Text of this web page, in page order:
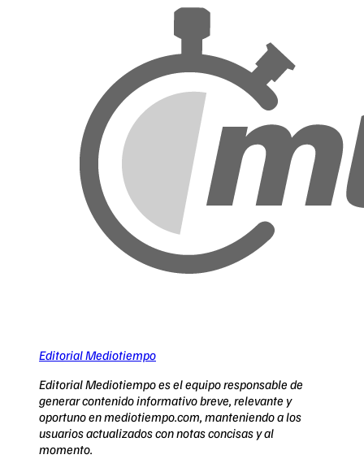
Editorial Mediotiempo
Editorial Mediotiempo es el equipo responsable de
generar contenido informativo breve, relevante y
oportuno en mediotiempo.com, manteniendo a los
usuarios actualizados con notas concisas y al
momento.